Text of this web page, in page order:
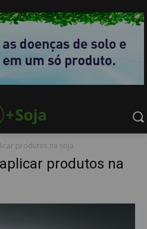
produtos na soja
produtos na